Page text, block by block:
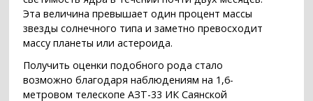
Эта величина превышает один процент массы
звезды солнечного типа и заметно превосходит
массу планеты или астероида.
Получить оценки подобного рода стало
возможно благодаря наблюдениям на 1,6-
метровом телескопе АЗТ-33 ИК Саянской